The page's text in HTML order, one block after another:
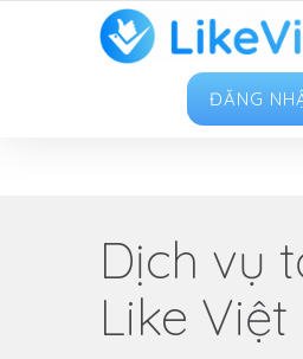
TOP 1 ỨNG DỤNG TĂNG
NAM
ĐĂNG
Dịch vụ
Like Việt